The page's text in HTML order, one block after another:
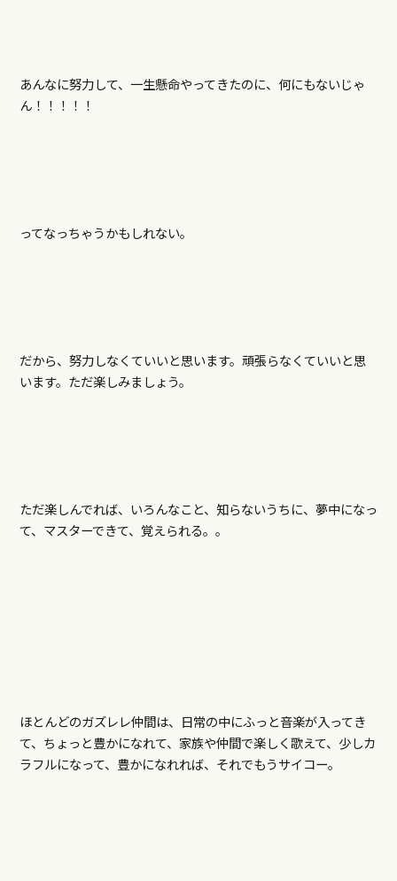
あんなに努力して、一生懸命やってきたのに、何にもないじゃ
ん！！！！！
ってなっちゃうかもしれない。
だから、努力しなくていいと思います。頑張らなくていいと思
います。ただ楽しみましょう。
ただ楽しんでれば、いろんなこと、知らないうちに、夢中になっ
て、マスターできて、覚えられる。。
ほとんどのガズレレ仲間は、日常の中にふっと音楽が入ってき
て、ちょっと豊かになれて、家族や仲間で楽しく歌えて、少しカ
ラフルになって、豊かになれれば、それでもうサイコー。